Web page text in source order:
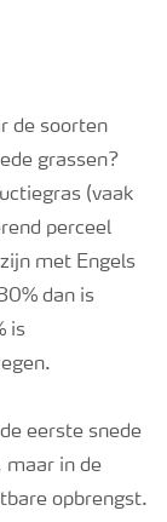
de soorten
grassen?
(vaak
perceel
met Engels
dan is
is
eerste snede
maar in de
opbrengst.